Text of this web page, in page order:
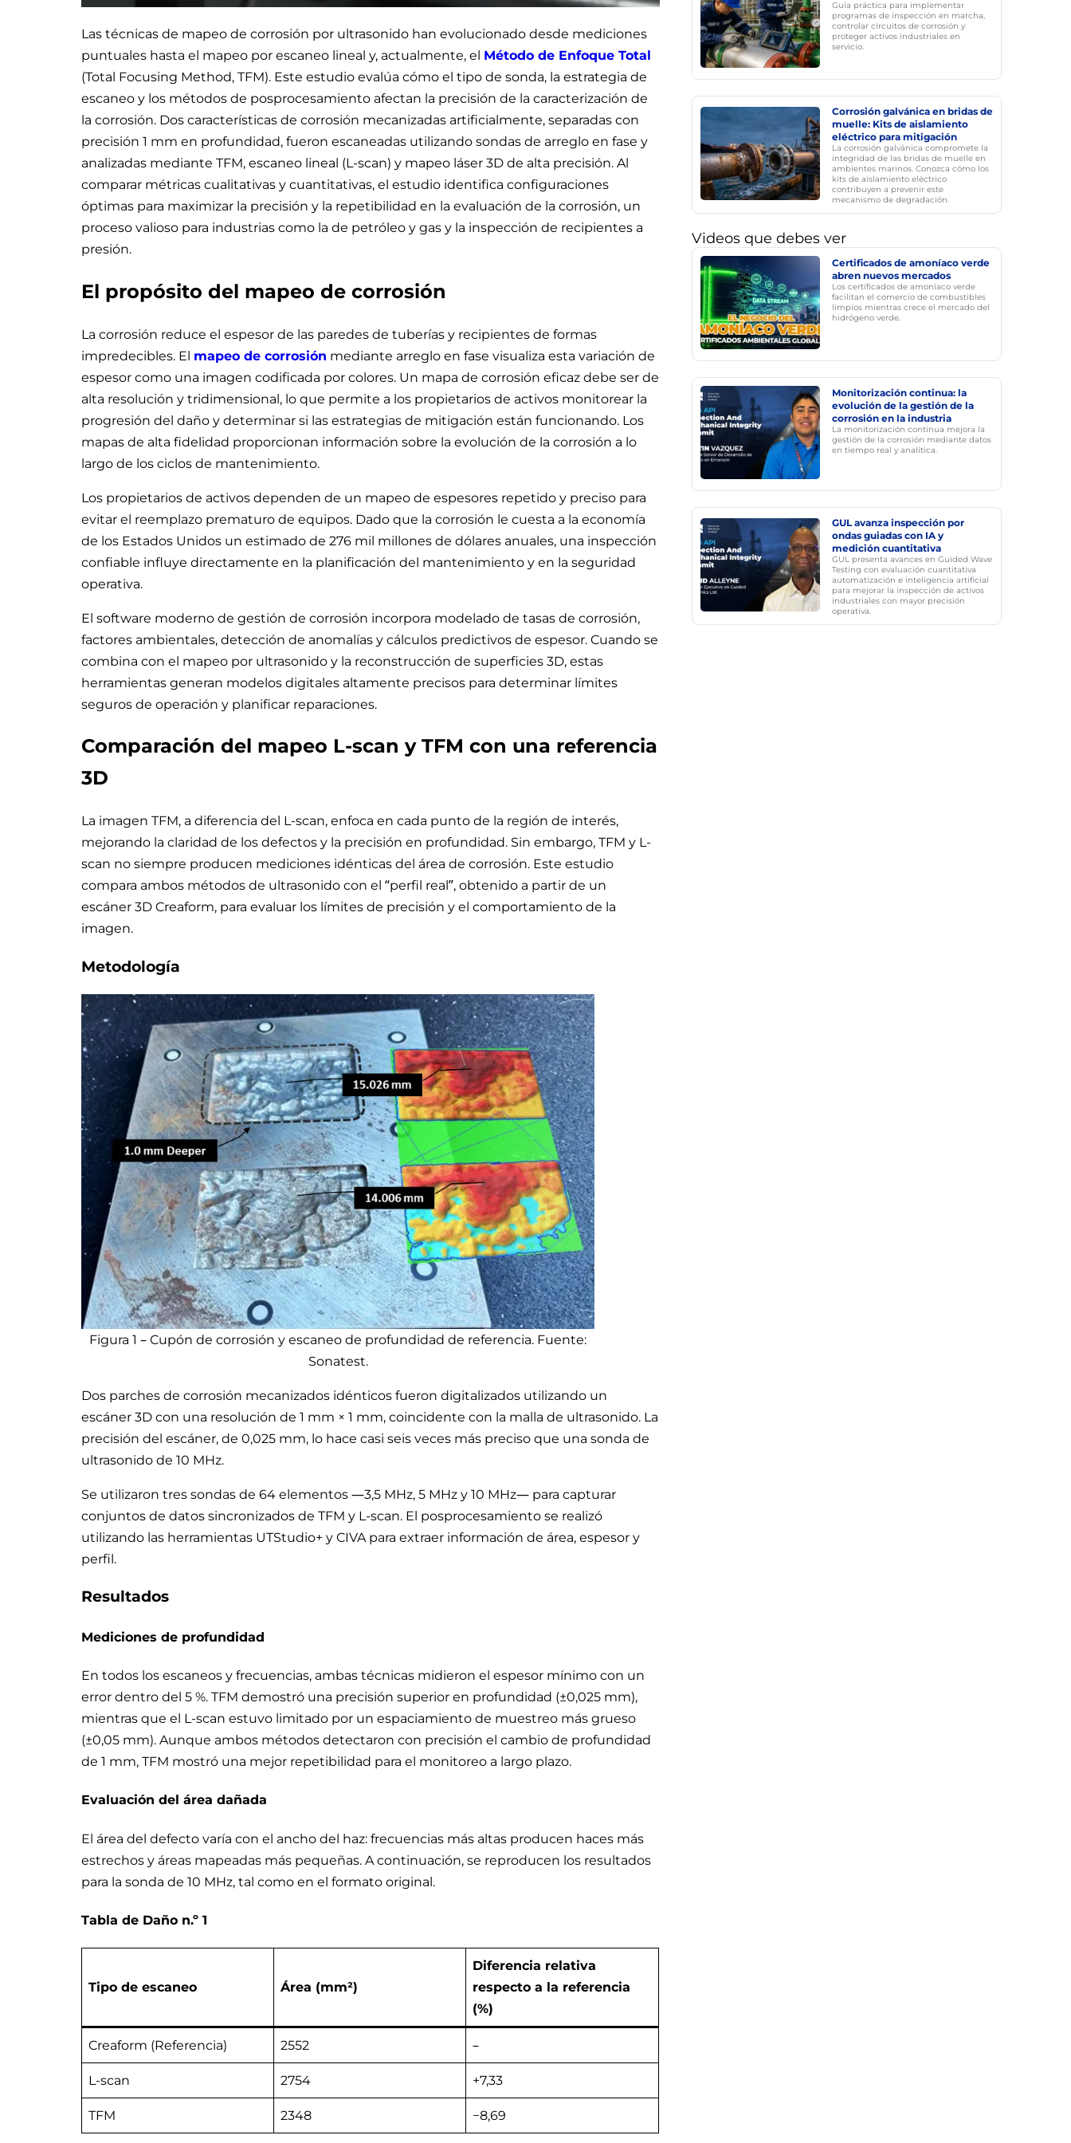
Las técnicas de mapeo de corrosión por ultrasonido han evolucionado desde mediciones
puntuales hasta el mapeo por escaneo lineal y, actualmente, el Método de Enfoque Total
(Total Focusing Method, TFM). Este estudio evalúa cómo el tipo de sonda, la estrategia de
escaneo y los métodos de posprocesamiento afectan la precisión de la caracterización de
la corrosión. Dos características de corrosión mecanizadas artificialmente, separadas con
precisión 1 mm en profundidad, fueron escaneadas utilizando sondas de arreglo en fase y
analizadas mediante TFM, escaneo lineal (L-scan) y mapeo láser 3D de alta precisión. Al
comparar métricas cualitativas y cuantitativas, el estudio identifica configuraciones
óptimas para maximizar la precisión y la repetibilidad en la evaluación de la corrosión, un
proceso valioso para industrias como la de petróleo y gas y la inspección de recipientes a
presión.
El propósito del mapeo de corrosión
La corrosión reduce el espesor de las paredes de tuberías y recipientes de formas
impredecibles. El mapeo de corrosión mediante arreglo en fase visualiza esta variación de
espesor como una imagen codificada por colores. Un mapa de corrosión eficaz debe ser de
alta resolución y tridimensional, lo que permite a los propietarios de activos monitorear la
progresión del daño y determinar si las estrategias de mitigación están funcionando. Los
mapas de alta fidelidad proporcionan información sobre la evolución de la corrosión a lo
largo de los ciclos de mantenimiento.
Los propietarios de activos dependen de un mapeo de espesores repetido y preciso para
evitar el reemplazo prematuro de equipos. Dado que la corrosión le cuesta a la economía
de los Estados Unidos un estimado de 276 mil millones de dólares anuales, una inspección
confiable influye directamente en la planificación del mantenimiento y en la seguridad
operativa.
El software moderno de gestión de corrosión incorpora modelado de tasas de corrosión,
factores ambientales, detección de anomalías y cálculos predictivos de espesor. Cuando se
combina con el mapeo por ultrasonido y la reconstrucción de superficies 3D, estas
herramientas generan modelos digitales altamente precisos para determinar límites
seguros de operación y planificar reparaciones.
Comparación del mapeo L-scan y TFM con una referencia
3D
La imagen TFM, a diferencia del L-scan, enfoca en cada punto de la región de interés,
mejorando la claridad de los defectos y la precisión en profundidad. Sin embargo, TFM y L-
scan no siempre producen mediciones idénticas del área de corrosión. Este estudio
compara ambos métodos de ultrasonido con el “perfil real”, obtenido a partir de un
escáner 3D Creaform, para evaluar los límites de precisión y el comportamiento de la
imagen.
Metodología
Figura 1 – Cupón de corrosión y escaneo de profundidad de referencia. Fuente:
Sonatest.
Dos parches de corrosión mecanizados idénticos fueron digitalizados utilizando un
escáner 3D con una resolución de 1 mm × 1 mm, coincidente con la malla de ultrasonido. La
precisión del escáner, de 0,025 mm, lo hace casi seis veces más preciso que una sonda de
ultrasonido de 10 MHz.
Se utilizaron tres sondas de 64 elementos —3,5 MHz, 5 MHz y 10 MHz— para capturar
conjuntos de datos sincronizados de TFM y L-scan. El posprocesamiento se realizó
utilizando las herramientas UTStudio+ y CIVA para extraer información de área, espesor y
perfil.
Resultados
Mediciones de profundidad
En todos los escaneos y frecuencias, ambas técnicas midieron el espesor mínimo con un
error dentro del 5 %. TFM demostró una precisión superior en profundidad (±0,025 mm),
mientras que el L-scan estuvo limitado por un espaciamiento de muestreo más grueso
(±0,05 mm). Aunque ambos métodos detectaron con precisión el cambio de profundidad
de 1 mm, TFM mostró una mejor repetibilidad para el monitoreo a largo plazo.
Evaluación del área dañada
El área del defecto varía con el ancho del haz: frecuencias más altas producen haces más
estrechos y áreas mapeadas más pequeñas. A continuación, se reproducen los resultados
para la sonda de 10 MHz, tal como en el formato original.
Tabla de Daño n.º 1
Tipo de escaneo Área (mm²)
Diferencia relativa
respecto a la referencia
(%)
Creaform (Referencia) 2552 –
L-scan 2754 +7,33
TFM 2348 −8,69
Guía práctica para implementar
programas de inspección en marcha,
controlar circuitos de corrosión y
proteger activos industriales en
servicio.
Corrosión galvánica en bridas de
muelle: Kits de aislamiento
eléctrico para mitigación
La corrosión galvánica compromete la
integridad de las bridas de muelle en
ambientes marinos. Conozca cómo los
kits de aislamiento eléctrico
contribuyen a prevenir este
mecanismo de degradación.
Videos que debes ver
Certificados de amoníaco verde
abren nuevos mercados
Los certificados de amoníaco verde
facilitan el comercio de combustibles
limpios mientras crece el mercado del
hidrógeno verde.
Monitorización continua: la
evolución de la gestión de la
corrosión en la industria
La monitorización continua mejora la
gestión de la corrosión mediante datos
en tiempo real y analítica.
GUL avanza inspección por
ondas guiadas con IA y
medición cuantitativa
GUL presenta avances en Guided Wave
Testing con evaluación cuantitativa
automatización e inteligencia artificial
para mejorar la inspección de activos
industriales con mayor precisión
operativa.